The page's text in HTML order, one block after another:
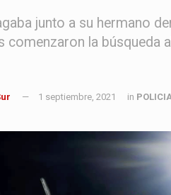
junto a su hermano
comenzaron la búsqueda
1 septiembre, 2021 in